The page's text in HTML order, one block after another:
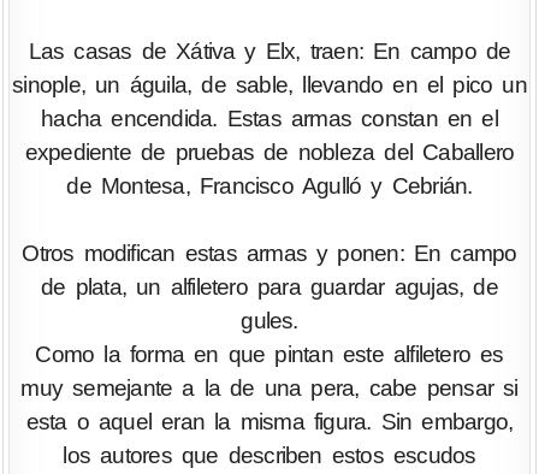
Las casas de Xátiva y Elx, traen: En campo de
sinople, un águila, de sable, llevando en el pico un
hacha encendida. Estas armas constan en el
expediente de pruebas de nobleza del Caballero
de Montesa, Francisco Agulló y Cebrián.
Otros modifican estas armas y ponen: En campo
de plata, un alfiletero para guardar agujas, de
gules.
Como la forma en que pintan este alfiletero es
muy semejante a la de una pera, cabe pensar si
esta o aquel eran la misma figura. Sin embargo,
los autores que describen estos escudos